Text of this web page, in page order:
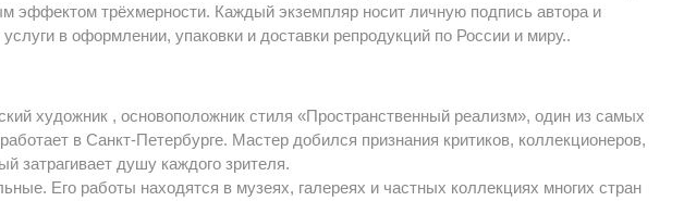
эффектом трёхмерности. Каждый экземпляр носит личную подпись автора и
в оформлении, упаковки и доставки репродукций по России и миру..
художник , основоположник стиля «Пространственный реализм», один из самых
в Санкт-Петербурге. Мастер добился признания критиков, коллекционеров,
затрагивает душу каждого зрителя.
Его работы находятся в музеях, галереях и частных коллекциях многих стран